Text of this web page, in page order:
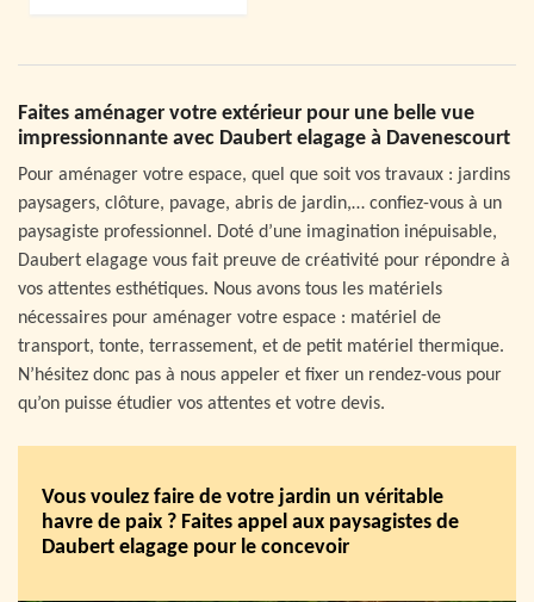
Faites aménager votre extérieur pour une belle vue
impressionnante avec Daubert elagage à Davenescourt
Pour aménager votre espace, quel que soit vos travaux : jardins
paysagers, clôture, pavage, abris de jardin,… confiez-vous à un
paysagiste professionnel. Doté d’une imagination inépuisable,
Daubert elagage vous fait preuve de créativité pour répondre à
vos attentes esthétiques. Nous avons tous les matériels
nécessaires pour aménager votre espace : matériel de
transport, tonte, terrassement, et de petit matériel thermique.
N’hésitez donc pas à nous appeler et fixer un rendez-vous pour
qu’on puisse étudier vos attentes et votre devis.
Vous voulez faire de votre jardin un véritable
havre de paix ? Faites appel aux paysagistes de
Daubert elagage pour le concevoir